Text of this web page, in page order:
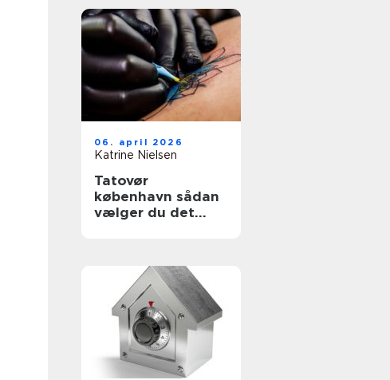
06. april 2026
Katrine Nielsen
Tatovør
københavn sådan
vælger du det